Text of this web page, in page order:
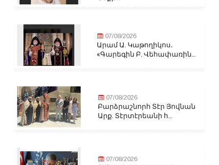
07/08/2026
Արամ Ա. Կաթողիկոս․
«Գարեգին Բ. Վեհափառին...
07/08/2026
Բարձրաշնորհ Տէր Յովնան
Արք. Տէրտէրեանի հ...
07/08/2026